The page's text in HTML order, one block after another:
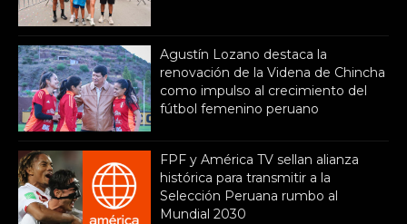
Agustín Lozano destaca la
renovación de la Videna de Chincha
como impulso al crecimiento del
fútbol femenino peruano
FPF y América TV sellan alianza
histórica para transmitir a la
Selección Peruana rumbo al
Mundial 2030